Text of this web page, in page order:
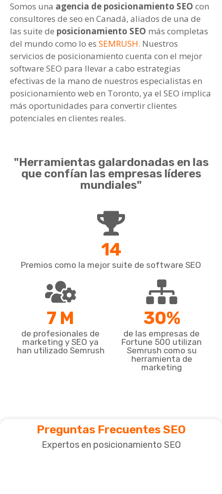
Somos una agencia de posicionamiento SEO con
consultores de seo en Canadá, aliados de una de
las suite de posicionamiento SEO más completas
del mundo como lo es SEMRUSH. Nuestros
servicios de posicionamiento cuenta con el mejor
software SEO para llevar a cabo estrategias
efectivas de la mano de nuestros especialistas en
posicionamiento web en Toronto, ya el SEO implica
más oportunidades para convertir clientes
potenciales en clientes reales.
"Herramientas galardonadas en las
que confían las empresas líderes
mundiales"
14
Premios como la mejor suite de software SEO
7 M
de profesionales de
marketing y SEO ya
han utilizado Semrush
30%
de las empresas de
Fortune 500 utilizan
Semrush como su
herramienta de
marketing
Preguntas Frecuentes SEO
Expertos en posicionamiento SEO